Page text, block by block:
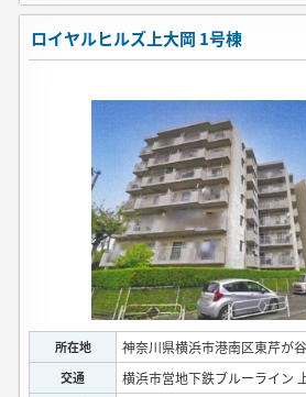
ロイヤルヒルズ上大岡 1号棟
所在地 神奈川県横浜市港南区東芹が谷
交通 横浜市営地下鉄ブルーライン